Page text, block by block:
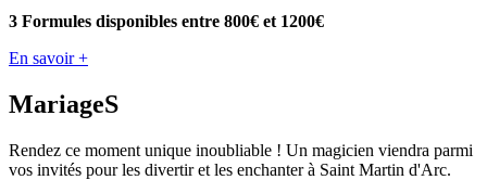
3 Formules disponibles entre 800€ et 1200€
En savoir +
MariageS
Rendez ce moment unique inoubliable ! Un magicien viendra parmi
vos invités pour les divertir et les enchanter à Saint Martin d'Arc.